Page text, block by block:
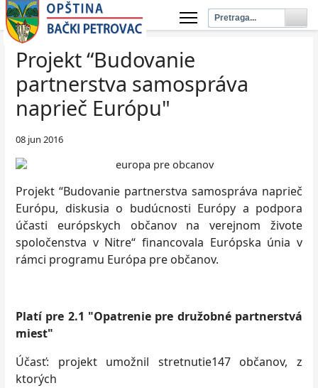
Projekt “Budovanie
partnerstva samospráva
naprieč Európu"
08 jun 2016
Projekt “Budovanie partnerstva samospráva naprieč
Európu, diskusia o budúcnosti Európy a podpora
účasti európskych občanov na verejnom živote
spoločenstva v Nitre“ financovala Európska únia v
rámci programu Európa pre občanov.
Platí pre 2.1 "Opatrenie pre družobné partnerstvá
miest"
Účasť: projekt umožnil stretnutie147 občanov, z
ktorých